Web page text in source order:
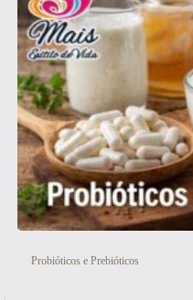
Probióticos e Prebióticos